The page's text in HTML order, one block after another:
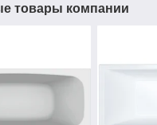
товары компании